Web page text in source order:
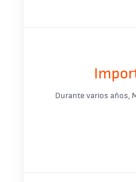
Durante varios años,